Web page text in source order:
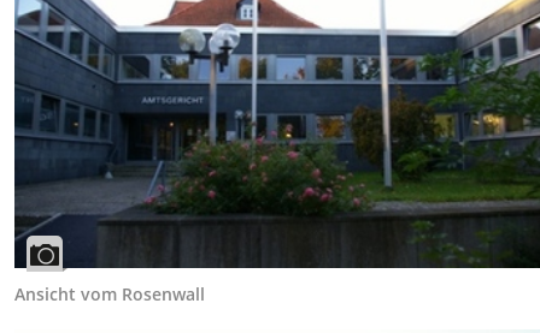
Ansicht vom Rosenwall